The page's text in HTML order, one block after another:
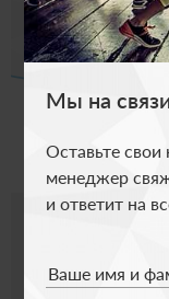
Мы на
Оставьте
менеджер
и ответит на
Ваше имя и